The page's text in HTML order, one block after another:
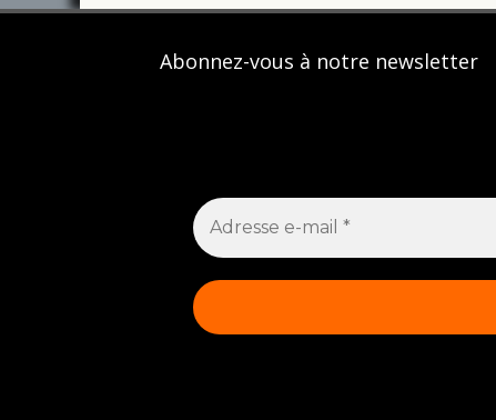
Abonnez-vous à notre newsletter